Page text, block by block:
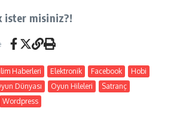
ister misiniz?!
Haberleri Elektronik Facebook
Hobi
Dünyası Oyun Hileleri
Satranç
Wordpress